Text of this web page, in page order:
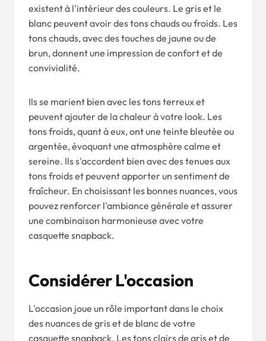
existent à l'intérieur des couleurs. Le gris et le
blanc peuvent avoir des tons chauds ou froids. Les
tons chauds, avec des touches de jaune ou de
brun, donnent une impression de confort et de
convivialité.
Ils se marient bien avec les tons terreux et
peuvent ajouter de la chaleur à votre look. Les
tons froids, quant à eux, ont une teinte bleutée ou
argentée, évoquant une atmosphère calme et
sereine. Ils s'accordent bien avec des tenues aux
tons froids et peuvent apporter un sentiment de
fraîcheur. En choisissant les bonnes nuances, vous
pouvez renforcer l'ambiance générale et assurer
une combinaison harmonieuse avec votre
casquette snapback.
Considérer L'occasion
L'occasion joue un rôle important dans le choix
des nuances de gris et de blanc de votre
casquette snapback. Les tons clairs de gris et de